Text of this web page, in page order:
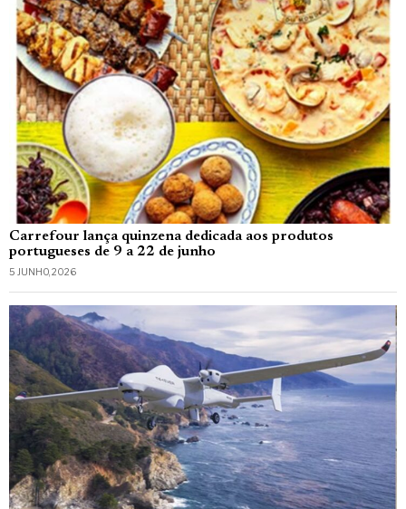
Carrefour lança quinzena dedicada aos produtos
portugueses de 9 a 22 de junho
5 JUNHO, 2026